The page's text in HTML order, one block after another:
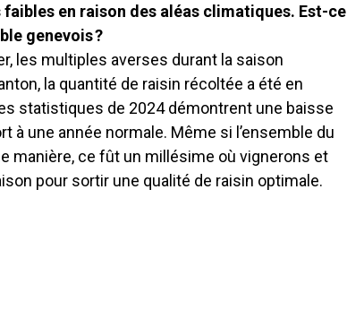
en raison des aléas climatiques. Est-ce
genevois ?
les multiples averses durant la saison
la quantité de raisin récoltée a été en
statistiques de 2024 démontrent une baisse
à une année normale. Même si l’ensemble du
manière, ce fût un millésime où vignerons et
pour sortir une qualité de raisin optimale.